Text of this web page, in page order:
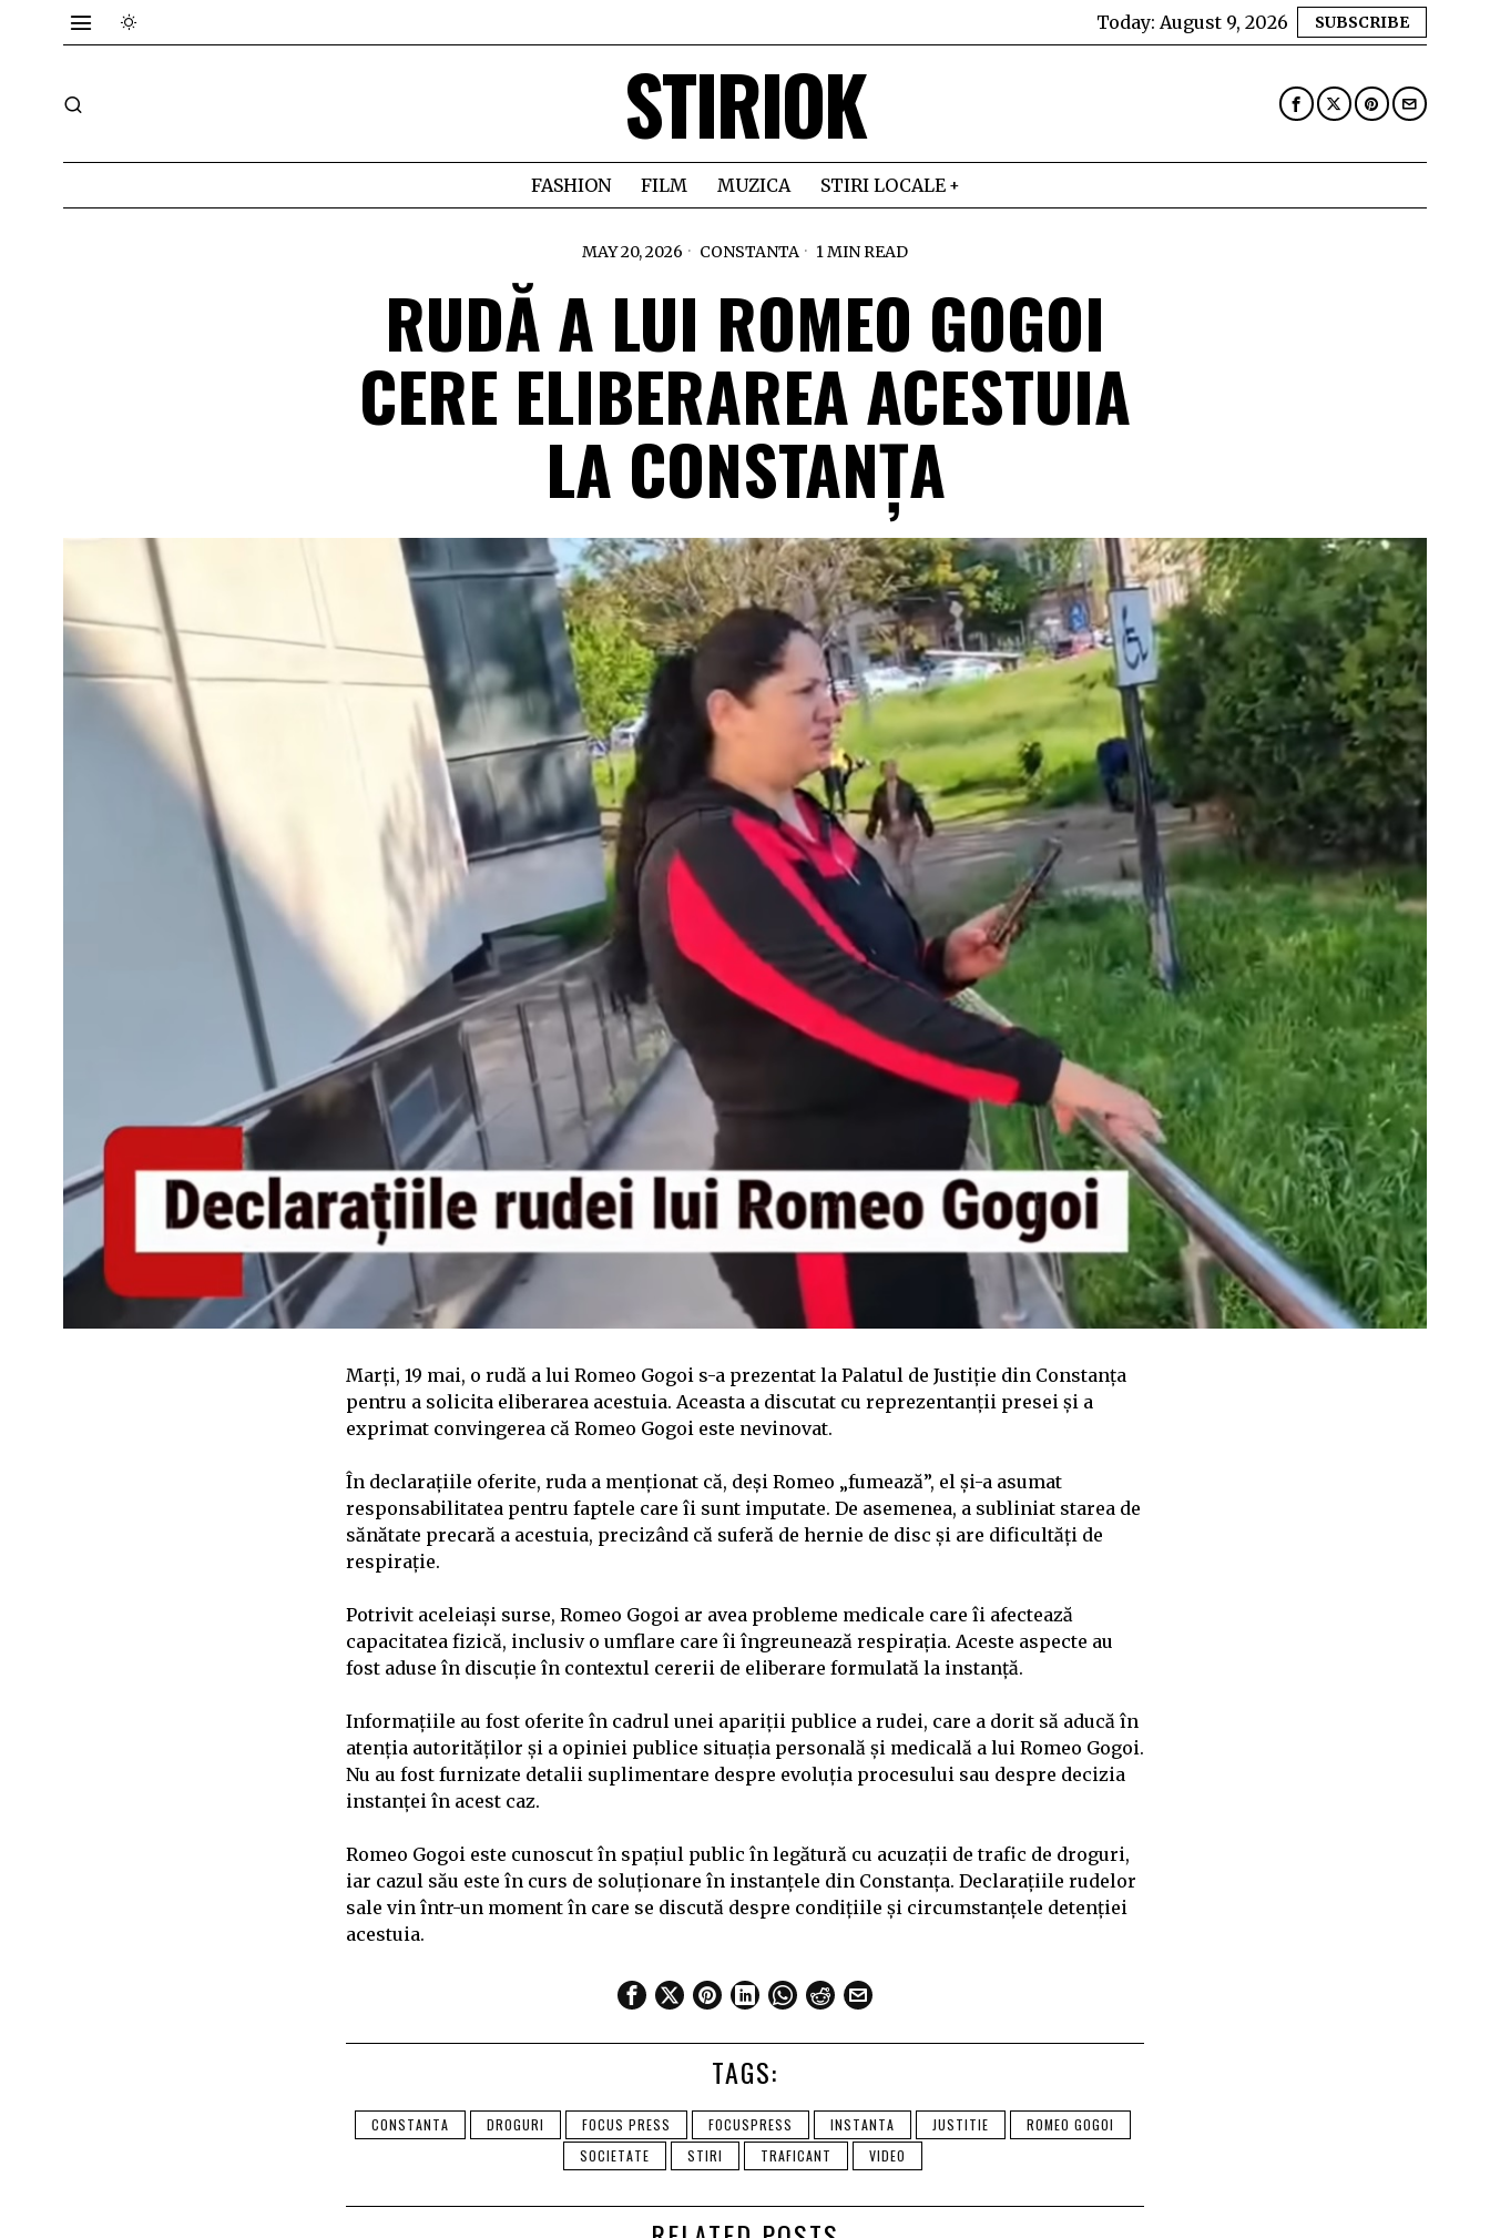
Today: August 9, 2026 SUBSCRIBE
STIRIOK
FASHION FILM MUZICA STIRI LOCALE
MAY 20, 2026 CONSTANTA 1 MIN READ
RUDĂ A LUI ROMEO GOGOI
CERE ELIBERAREA ACESTUIA
LA CONSTANȚA
Marți, 19 mai, o rudă a lui Romeo Gogoi s-a prezentat la Palatul de Justiție din Constanța
pentru a solicita eliberarea acestuia. Aceasta a discutat cu reprezentanții presei și a
exprimat convingerea că Romeo Gogoi este nevinovat.
În declarațiile oferite, ruda a menționat că, deși Romeo „fumează”, el și-a asumat
responsabilitatea pentru faptele care îi sunt imputate. De asemenea, a subliniat starea de
sănătate precară a acestuia, precizând că suferă de hernie de disc și are dificultăți de
respirație.
Potrivit aceleiași surse, Romeo Gogoi ar avea probleme medicale care îi afectează
capacitatea fizică, inclusiv o umflare care îi îngreunează respirația. Aceste aspecte au
fost aduse în discuție în contextul cererii de eliberare formulată la instanță.
Informațiile au fost oferite în cadrul unei apariții publice a rudei, care a dorit să aducă în
atenția autorităților și a opiniei publice situația personală și medicală a lui Romeo Gogoi.
Nu au fost furnizate detalii suplimentare despre evoluția procesului sau despre decizia
instanței în acest caz.
Romeo Gogoi este cunoscut în spațiul public în legătură cu acuzații de trafic de droguri,
iar cazul său este în curs de soluționare în instanțele din Constanța. Declarațiile rudelor
sale vin într-un moment în care se discută despre condițiile și circumstanțele detenției
acestuia.
TAGS:
CONSTANTA DROGURI FOCUS PRESS FOCUSPRESS INSTANTA JUSTITIE
ROMEO GOGOI
SOCIETATE
STIRI TRAFICANT VIDEO